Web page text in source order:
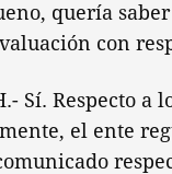
quería
con
Sí. Respecto a
el ente